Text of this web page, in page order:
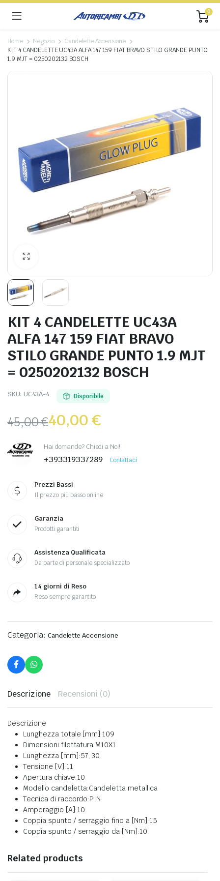
0
Home Negozio
Candelette Accensione
KIT 4 CANDELETTE UC43A ALFA 147 159 FIAT BRAVO STILO GRANDE PUNTO
1.9 MJT = 0250202132 BOSCH
KIT 4 CANDELETTE UC43A
ALFA 147 159 FIAT BRAVO
STILO GRANDE PUNTO 1.9 MJT
= 0250202132 BOSCH
SKU: UC43A-4 Disponibile
45,00€40,00€
Hai domande? Chiedi a Noi!
+393319337289 Contattaci
Prezzi Bassi
Il prezzo più basso online
Garanzia
Prodotti garantiti
Assistenza Qualificata
Da parte di personale specializzato
14 giorni di Reso
Reso sempre garantito
Categoria: Candelette Accensione
Descrizione Recensioni (0)
Descrizione
Lunghezza totale [mm]:109
Dimensioni filettatura:M10X1
Lunghezza [mm]:57, 30
Tensione [V]:11
Apertura chiave:10
Modello candeletta:Candeletta metallica
Tecnica di raccordo:PIN
Amperaggio [A]:10
Coppia spunto / serraggio fino a [Nm]:15
Coppia spunto / serraggio da [Nm]:10
Related products